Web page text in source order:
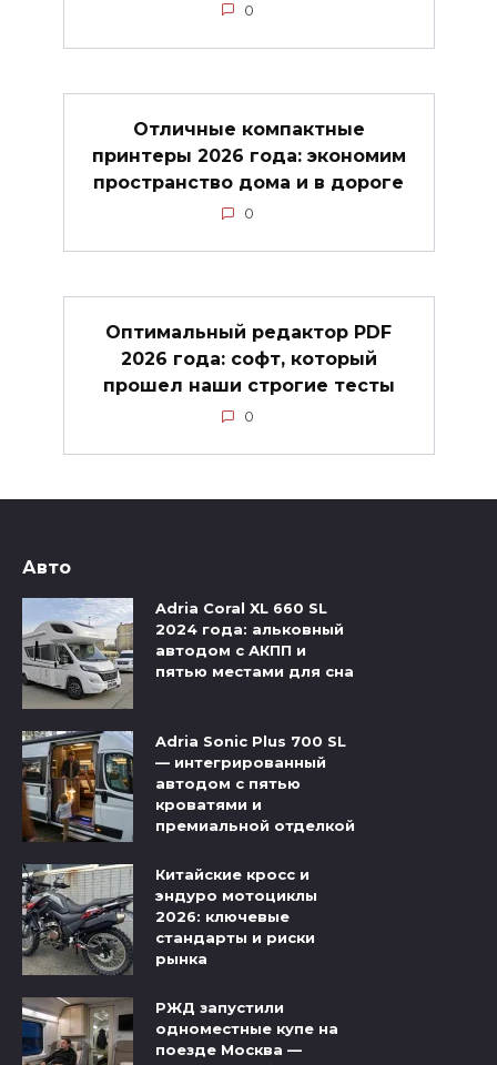
0
Отличные компактные
принтеры 2026 года: экономим
пространство дома и в дороге
0
Оптимальный редактор PDF
2026 года: софт, который
прошел наши строгие тесты
0
Авто
Adria Coral XL 660 SL
2024 года: альковный
автодом с АКПП и
пятью местами для сна
Adria Sonic Plus 700 SL
— интегрированный
автодом с пятью
кроватями и
премиальной отделкой
Китайские кросс и
эндуро мотоциклы
2026: ключевые
стандарты и риски
рынка
РЖД запустили
одноместные купе на
поезде Москва —